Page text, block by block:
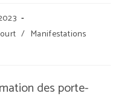
/ Manifestations
des porte-